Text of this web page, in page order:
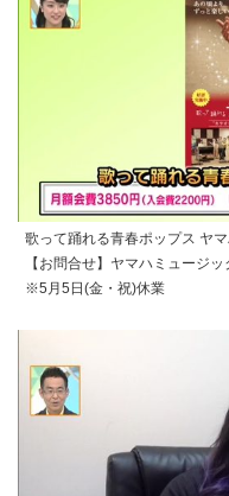
歌って踊れる青春ポップス ヤ
【お問合せ】ヤマハミュージ
※5月5日(金・祝)休業